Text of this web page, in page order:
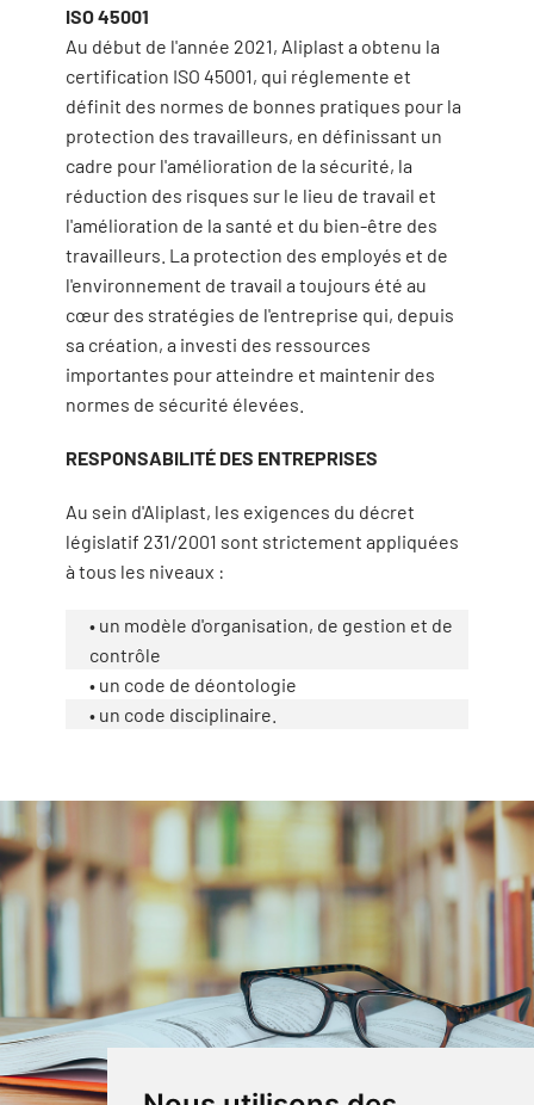
ISO 45001
Au début de l'année 2021, Aliplast a obtenu la
certification ISO 45001, qui réglemente et
définit des normes de bonnes pratiques pour la
protection des travailleurs, en définissant un
cadre pour l'amélioration de la sécurité, la
réduction des risques sur le lieu de travail et
l'amélioration de la santé et du bien-être des
travailleurs. La protection des employés et de
l'environnement de travail a toujours été au
cœur des stratégies de l'entreprise qui, depuis
sa création, a investi des ressources
importantes pour atteindre et maintenir des
normes de sécurité élevées.
RESPONSABILITÉ DES ENTREPRISES
Au sein d'Aliplast, les exigences du décret
législatif 231/2001 sont strictement appliquées
à tous les niveaux :
• un modèle d'organisation, de gestion et de
contrôle
• un code de déontologie
• un code disciplinaire.